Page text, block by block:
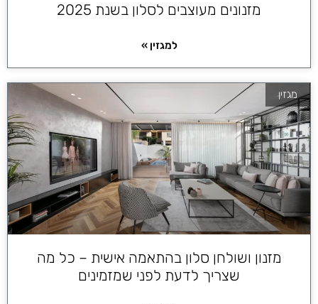
מזנונים מעוצבים לסלון בשנת 2025
למגזין »
מגזין
מזנון ושולחן סלון בהתאמה אישית – כל מה
שצריך לדעת לפני שמזמינים